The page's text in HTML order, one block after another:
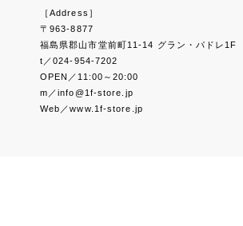
［Address］
〒963-8877
福島県郡山市堂前町11-14 グラン・パドレ1F
t／024-954-7202
OPEN／11:00～20:00
m／info@1f-store.jp
Web／www.1f-store.jp